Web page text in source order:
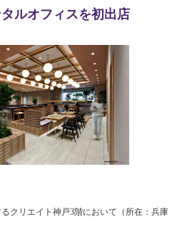
ルオフィスを初出店
クリエイト神戸3階において（所在：兵庫